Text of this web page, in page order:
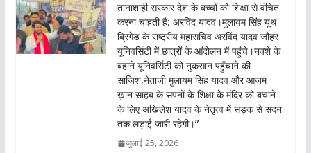
तानाशाही सरकार देश के बच्चों को शिक्षा से वंचित
करना चाहती है: अरविंद यादव।मुलायम सिंह यूथ
ब्रिगेड के राष्ट्रीय महासचिव अरविंद यादव जौहर
यूनिवर्सिटी में छात्रों के आंदोलन में पहुंचे।नक्शे के
बहाने यूनिवर्सिटी को नुकसान पहुँचाने की
साज़िश,नेताजी मुलायम सिंह यादव और आज़म
ख़ान साहब के सपनों के शिक्षा के मंदिर को बचाने
के लिए अखिलेश यादव के नेतृत्व में सड़क से सदन
तक लड़ाई जारी रहेगी।”
जुलाई 25, 2026